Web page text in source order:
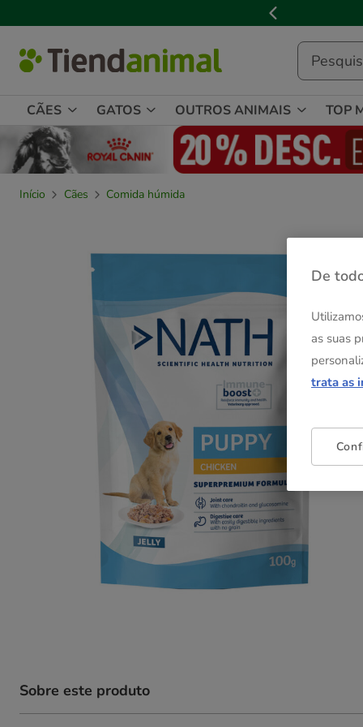
de
mensagem,
CÃES GATOS OUTROS ANIMAIS TOP
Início Cães
Comida húmida
Sobre este produto
De
as suas
trata as